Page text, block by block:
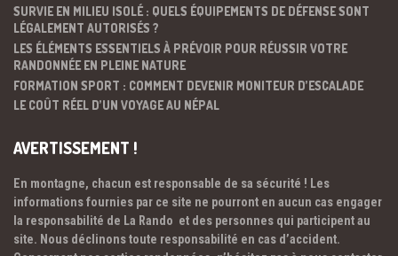
SURVIE EN MILIEU ISOLÉ : QUELS ÉQUIPEMENTS DE DÉFENSE SONT
LÉGALEMENT AUTORISÉS ?
LES ÉLÉMENTS ESSENTIELS À PRÉVOIR POUR RÉUSSIR VOTRE
RANDONNÉE EN PLEINE NATURE
FORMATION SPORT : COMMENT DEVENIR MONITEUR D’ESCALADE
LE COÛT RÉEL D’UN VOYAGE AU NÉPAL
AVERTISSEMENT !
En montagne, chacun est responsable de sa sécurité ! Les
informations fournies par ce site ne pourront en aucun cas engager
la responsabilité de La Rando et des personnes qui participent au
site. Nous déclinons toute responsabilité en cas d’accident.